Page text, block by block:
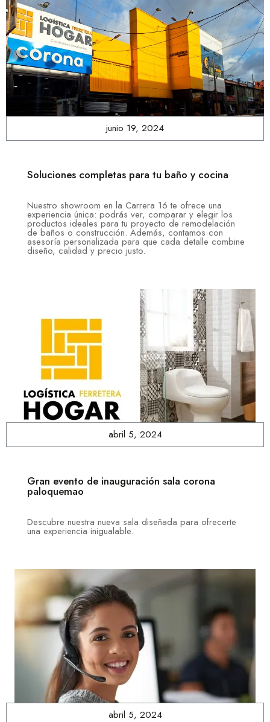
junio 19, 2024
Soluciones completas para tu baño y cocina
Nuestro showroom en la Carrera 16 te ofrece una
experiencia única: podrás ver, comparar y elegir los
productos ideales para tu proyecto de remodelación
de baños o construcción. Además, contamos con
asesoría personalizada para que cada detalle combine
diseño, calidad y precio justo.
abril 5, 2024
Gran evento de inauguración sala corona
paloquemao
Descubre nuestra nueva sala diseñada para ofrecerte
una experiencia inigualable.
abril 5, 2024